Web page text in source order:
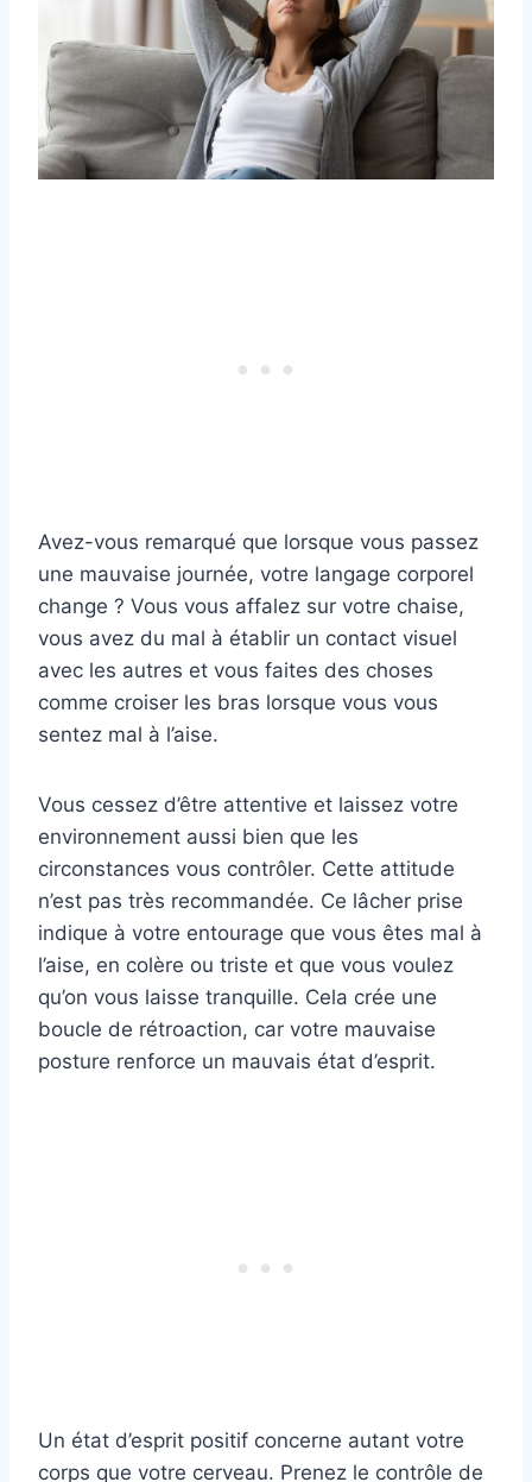
Avez-vous remarqué que lorsque vous passez
une mauvaise journée, votre langage corporel
change ? Vous vous affalez sur votre chaise,
vous avez du mal à établir un contact visuel
avec les autres et vous faites des choses
comme croiser les bras lorsque vous vous
sentez mal à l’aise.
Vous cessez d’être attentive et laissez votre
environnement aussi bien que les
circonstances vous contrôler. Cette attitude
n’est pas très recommandée. Ce lâcher prise
indique à votre entourage que vous êtes mal à
l’aise, en colère ou triste et que vous voulez
qu’on vous laisse tranquille. Cela crée une
boucle de rétroaction, car votre mauvaise
posture renforce un mauvais état d’esprit.
Un état d’esprit positif concerne autant votre
corps que votre cerveau. Prenez le contrôle de